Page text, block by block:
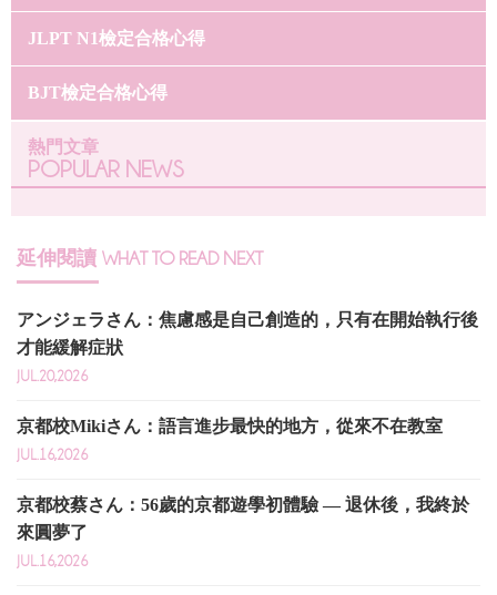
JLPT N1檢定合格心得
BJT檢定合格心得
熱門文章
POPULAR NEWS
延伸閱讀 WHAT TO READ NEXT
アンジェラさん：焦慮感是自己創造的，只有在開始執行後
才能緩解症狀
JUL.20,2026
京都校Mikiさん：語言進步最快的地方，從來不在教室
JUL.16,2026
京都校蔡さん：56歲的京都遊學初體驗 — 退休後，我終於
來圓夢了
JUL.16,2026